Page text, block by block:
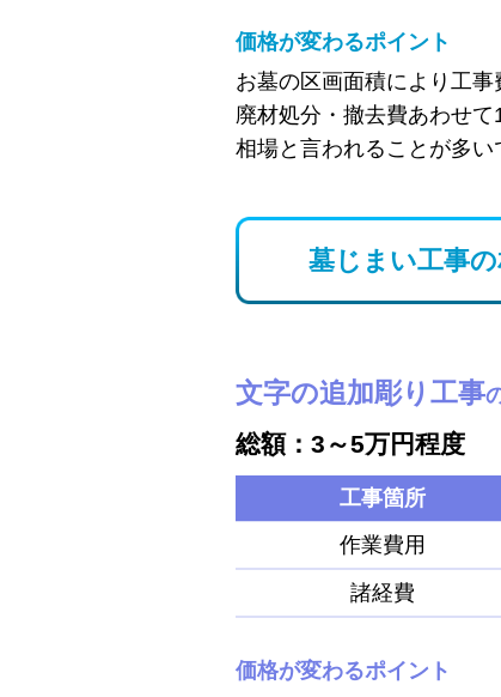
価格が変わるポイント
お墓の区画面積により工
廃材処分・撤去費あわせ
相場と言われることが多い
墓じまい工事
文字の追加彫り工事
総額：3～5万円程度
工事箇所
作業費用
諸経費
価格が変わるポイント